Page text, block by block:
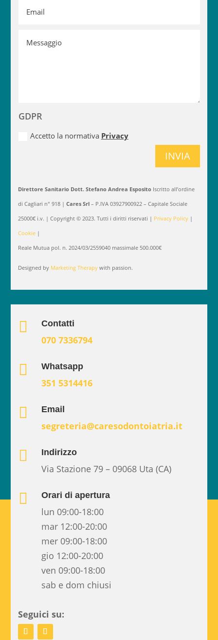
GDPR
Accetto la normativa Privacy
INVIA
Direttore Sanitario Dott. Stefano Andrea Esposito Iscritto all’ordine
di Cagliari n° 918 |Cares Srl – P.IVA 03927900922 – Capitale Sociale
25000€ i.v. | Copyright © 2023. Tutti i diritti riservati | Privacy Policy |
Cookie |
Reale Mutua pol. n. 2024/03/2559040 massimale 500.000€
Designed by Marketing Therapy with passion.
 Contatti
070 7336794
 Whatsapp
351 5314416
 Email
segreteria@caresodontoiatria.it
 Indirizzo
Via Stazione 79 – 09068 Uta (CA)
 Orari di apertura
lun 09:00-18:00
mar 12:00-20:00
mer 09:00-18:00
gio 12:00-20:00
ven 09:00-18:00
sab e dom chiusi
Seguici su: